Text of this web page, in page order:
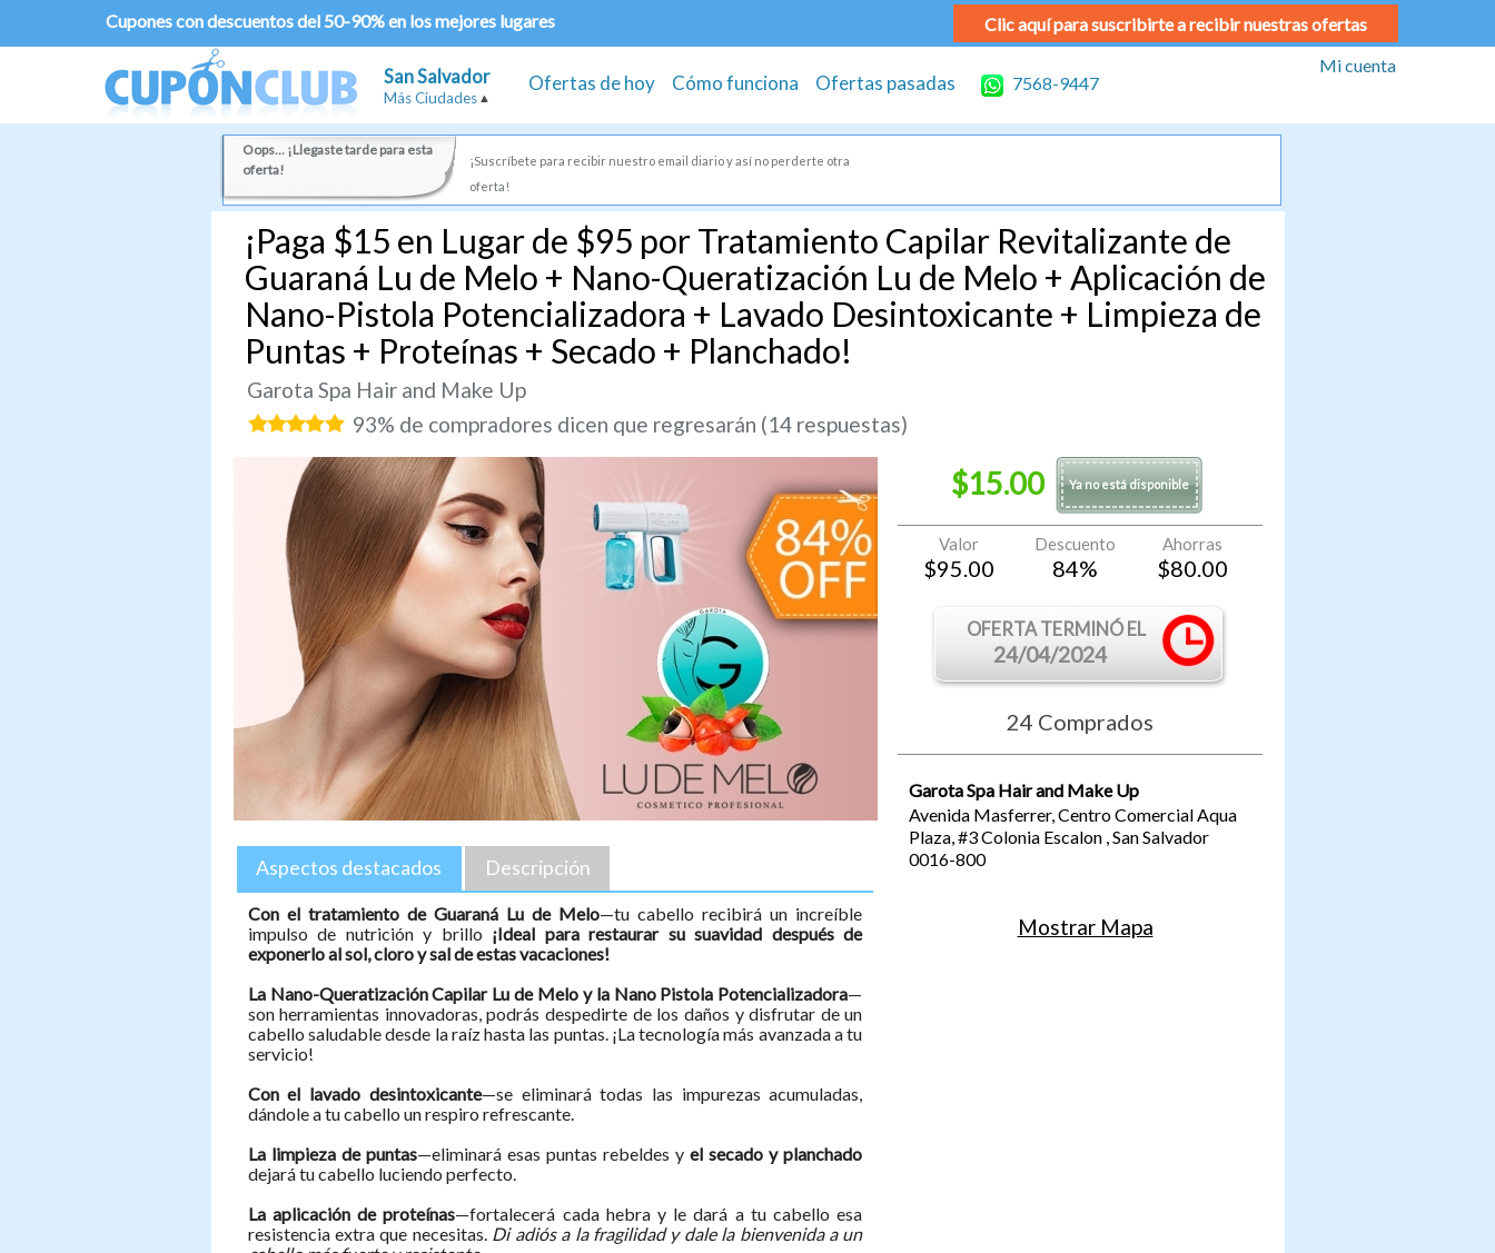
Cupones con descuentos del 50-90% en los mejores lugares Clic aquí para suscribirte a recibir nuestras ofertas
San Salvador
Más Ciudades
Ofertas de hoy Cómo funciona Ofertas pasadas 7568-9447
Mi cuenta
Oops... ¡Llegaste tarde para esta
oferta!
¡Suscríbete para recibir nuestro email diario y así no perderte otra
oferta!
¡Paga $15 en Lugar de $95 por Tratamiento Capilar Revitalizante de
Guaraná Lu de Melo + Nano-Queratización Lu de Melo + Aplicación de
Nano-Pistola Potencializadora + Lavado Desintoxicante + Limpieza de
Puntas + Proteínas + Secado + Planchado!
Garota Spa Hair and Make Up
93% de compradores dicen que regresarán (14 respuestas)
Aspectos destacados Descripción
Con el tratamiento de Guaraná Lu de Melo—tu cabello recibirá un increíble
impulso de nutrición y brillo ¡Ideal para restaurar su suavidad después de
exponerlo al sol, cloro y sal de estas vacaciones!
La Nano-Queratización Capilar Lu de Melo y la Nano Pistola Potencializadora—
son herramientas innovadoras, podrás despedirte de los daños y disfrutar de un
cabello saludable desde la raíz hasta las puntas. ¡La tecnología más avanzada a tu
servicio!
Con el lavado desintoxicante—se eliminará todas las impurezas acumuladas,
dándole a tu cabello un respiro refrescante.
La limpieza de puntas—eliminará esas puntas rebeldes yel secado y planchado
dejará tu cabello luciendo perfecto.
La aplicación de proteínas—fortalecerá cada hebra y le dará a tu cabello esa
resistencia extra que necesitas. Di adiós a la fragilidad y dale la bienvenida a un
$15.00 Ya no está disponible
Valor
$95.00
Descuento
84%
Ahorras
$80.00
OFERTA TERMINÓ EL
24/04/2024
24 Comprados
Garota Spa Hair and Make Up
Avenida Masferrer, Centro Comercial Aqua
Plaza, #3Colonia Escalon,San Salvador
0016-800
Mostrar Mapa